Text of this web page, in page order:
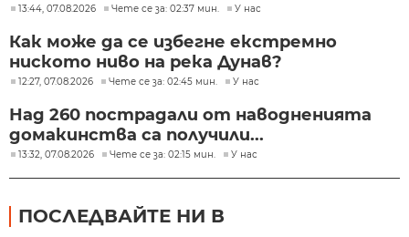
13:44, 07.08.2026 Чете се за: 02:37 мин. У нас
Как може да се избегне екстремно
ниското ниво на река Дунав?
12:27, 07.08.2026 Чете се за: 02:45 мин. У нас
Над 260 пострадали от наводненията
домакинства са получили...
13:32, 07.08.2026 Чете се за: 02:15 мин. У нас
ПОСЛЕДВАЙТЕ НИ В